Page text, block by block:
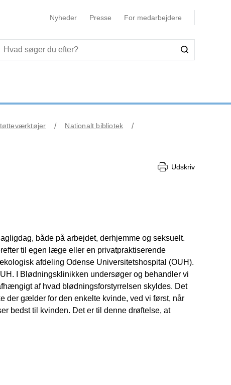
Nyheder Presse For medarbejdere
Nationalt bibliotek
Udskriv
både på arbejdet, derhjemme og seksuelt.
til egen læge eller en privatpraktiserende
afdeling Odense Universitetshospital (OUH).
I Blødningsklinikken undersøger og behandler vi
af hvad blødningsforstyrrelsen skyldes. Det
der gælder for den enkelte kvinde, ved vi først, når
bedst til kvinden. Det er til denne drøftelse, at